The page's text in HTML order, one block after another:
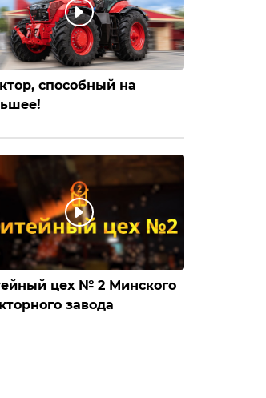
способный на
цех № 2 Минского
завода